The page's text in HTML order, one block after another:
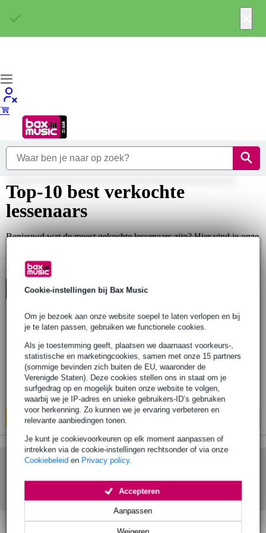
Cookie-instellingen bij Bax Music
Om je bezoek aan onze website soepel te laten verlopen en bij
je te laten passen, gebruiken we functionele cookies.
Als je toestemming geeft, plaatsen we daarnaast voorkeurs-,
statistische en marketingcookies, samen met onze 15 partners
(sommige bevinden zich buiten de EU, waaronder de
Verenigde Staten). Deze cookies stellen ons in staat om je
surfgedrag op en mogelijk buiten onze website te volgen,
waarbij we je IP-adres en unieke gebruikers-ID’s gebruiken
voor herkenning. Zo kunnen we je ervaring verbeteren en
relevante aanbiedingen tonen.
Je kunt je cookievoorkeuren op elk moment aanpassen of
intrekken via de cookie-instellingen rechtsonder of via onze
Cookiebeleid en Privacy policy.
Aanpassen
Accepteren
Top-10 best verkochte
lessenaars
Benieuwd wat de meest gekochte lessenaars zijn? Hier vind je onze
top 10 populairste lessenaars van dit moment. Staat er niet bij wat je
zoekt? Ga dan naar 'Alle lessenaars' om ons volledige assortiment...
Lees meer…
lessenaar
1.
12 reviews
Adviesprijs € 174,- € 109,-
Op voorraad
In mijn winkelwagen